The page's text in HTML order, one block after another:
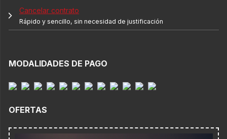
Cancelar contrato
Rápido y sencillo, sin necesidad de justificación
MODALIDADES DE PAGO
OFERTAS